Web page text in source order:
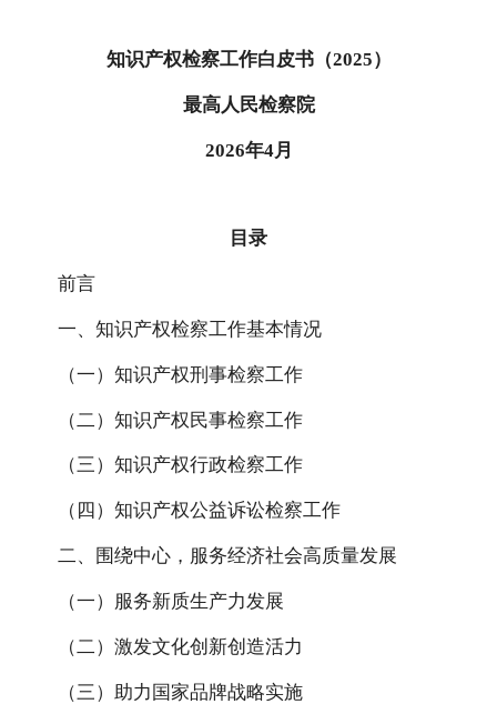
知识产权检察工作白皮书（2025）
最高人民检察院
2026年4月
目录
前言
一、知识产权检察工作基本情况
（一）知识产权刑事检察工作
（二）知识产权民事检察工作
（三）知识产权行政检察工作
（四）知识产权公益诉讼检察工作
二、围绕中心，服务经济社会高质量发展
（一）服务新质生产力发展
（二）激发文化创新创造活力
（三）助力国家品牌战略实施